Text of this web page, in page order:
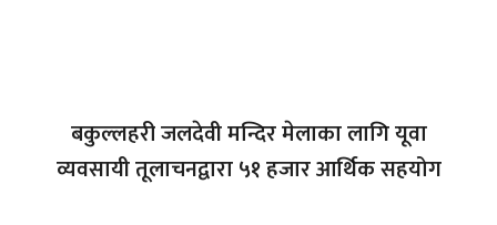
बकुल्लहरी जलदेवी मन्दिर मेलाका लागि यूवा
व्यवसायी तूलाचनद्वारा ५१ हजार आर्थिक सहयोग